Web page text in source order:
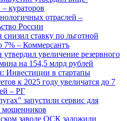
кураторов
отраслей –
России
ставку по льготной
7% – Коммерсантъ
увеличение резервного
на 154,5 млрд рублей
Инвестиции в стартапы
к 2025 году увеличатся до 7
– РГ
запустили сервис для
мошенников
заводе ОСК заложили